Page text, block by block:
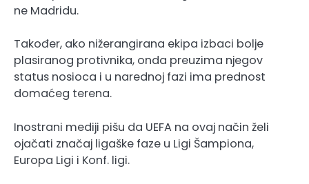
ne Madridu.
Također, ako nižerangirana ekipa izbaci bolje
plasiranog protivnika, onda preuzima njegov
status nosioca i u narednoj fazi ima prednost
domaćeg terena.
Inostrani mediji pišu da UEFA na ovaj način želi
ojačati značaj ligaške faze u Ligi Šampiona,
Europa Ligi i Konf. ligi.